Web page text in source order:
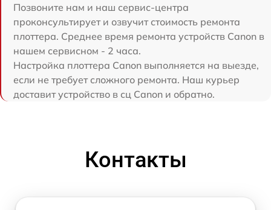
Позвоните нам и наш сервис-центра
проконсультирует и озвучит стоимость ремонта
плоттера. Среднее время ремонта устройств Canon в
нашем сервисном - 2 часа.
Настройка плоттера Canon выполняется на выезде,
если не требует сложного ремонта. Наш курьер
доставит устройство в сц Canon и обратно.
Контакты